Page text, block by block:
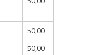
50,00
50,00